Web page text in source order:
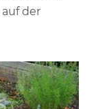
der